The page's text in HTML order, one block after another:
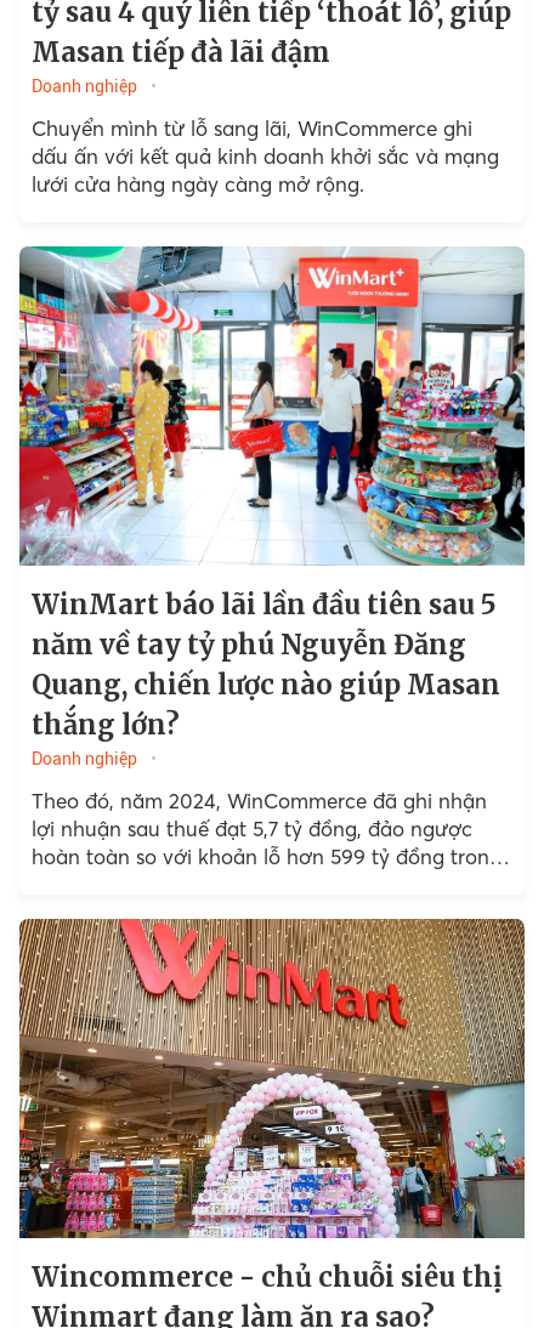
tỷ sau 4 quý liên tiếp ‘thoát lỗ’, giúp
Masan tiếp đà lãi đậm
Doanh nghiệp
Chuyển mình từ lỗ sang lãi, WinCommerce ghi
dấu ấn với kết quả kinh doanh khởi sắc và mạng
lưới cửa hàng ngày càng mở rộng.
WinMart báo lãi lần đầu tiên sau 5
năm về tay tỷ phú Nguyễn Đăng
Quang, chiến lược nào giúp Masan
thắng lớn?
Doanh nghiệp
Theo đó, năm 2024, WinCommerce đã ghi nhận
lợi nhuận sau thuế đạt 5,7 tỷ đồng, đảo ngược
hoàn toàn so với khoản lỗ hơn 599 tỷ đồng trong
Wincommerce - chủ chuỗi siêu thị
Winmart đang làm ăn ra sao?